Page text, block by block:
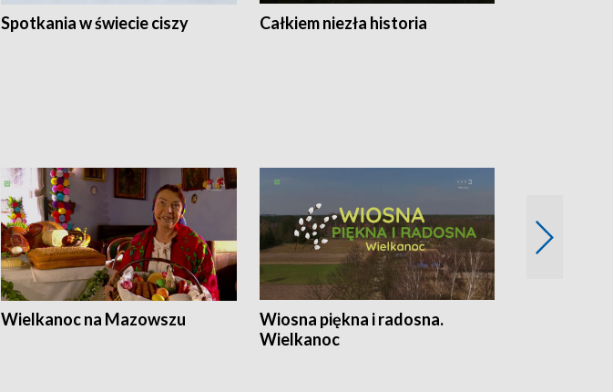
Spotkania w świecie ciszy Całkiem niezła historia
Wielkanoc na Mazowszu
Wiosna piękna i radosna.
Wielkanoc